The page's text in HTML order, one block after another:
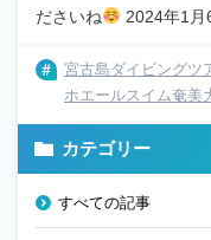
ださいね
2024年1月
宮古島ダイビングツ
ホエールスイム奄美
カテゴリー
すべての記事